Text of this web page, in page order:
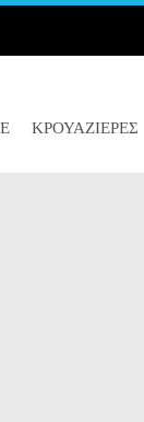
ΚΡΟΥΑΖΙΈΡΕΣ